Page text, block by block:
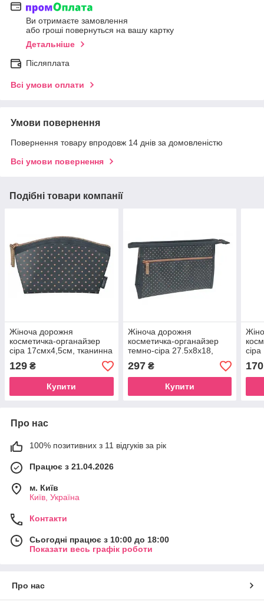
Ви отримаєте замовлення
або гроші повернуться на вашу картку
Детальніше
Післяплата
Всі умови оплати
Умови повернення
Повернення товару впродовж 14 днів за домовленістю
Всі умови повернення
Подібні товари компанії
Жіноча дорожня
косметичка-органайзер
сіра 17смх4,5см, тканинна
сумочка для косметики
водонепроникна люкс для
Beauty Luxury Grey
129 ₴
Купити
Жіноча дорожня
косметичка-органайзер
темно-сіра 27.5x8x18,
тканинна сумочка для
косметики на блискавці
люкс для Beauty Luxury
297₴
Купити
170
Про нас
100% позитивних з 11 відгуків за рік
Працює з 21.04.2026
м. Київ
Київ, Україна
Контакти
Сьогодні працює з 10:00 до 18:00
Показати весь графік роботи
Про нас